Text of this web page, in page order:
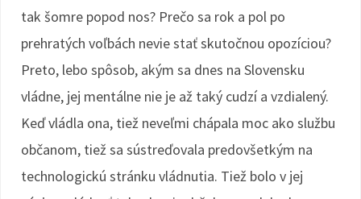
tak šomre popod nos? Prečo sa rok a pol po
prehratých voľbách nevie stať skutočnou opozíciou?
Preto, lebo spôsob, akým sa dnes na Slovensku
vládne, jej mentálne nie je až taký cudzí a vzdialený.
Keď vládla ona, tiež neveľmi chápala moc ako službu
občanom, tiež sa sústreďovala predovšetkým na
technologickú stránku vládnutia. Tiež bolo v jej